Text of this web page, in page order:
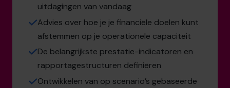
uitdagingen van vandaag
Advies over hoe je je financiële doelen kunt
afstemmen op je operationele capaciteit
De belangrijkste prestatie-indicatoren en
rapportagestructuren definiëren
Ontwikkelen van op scenario’s gebaseerde